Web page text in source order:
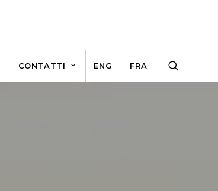
CONTATTI ENG FRA